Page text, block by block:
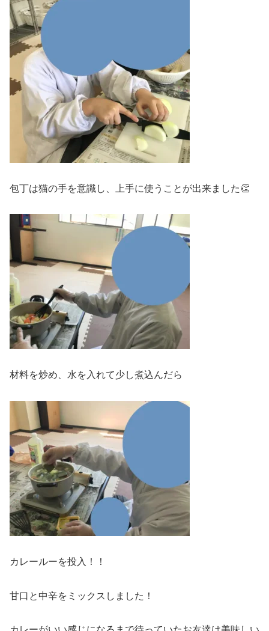
包丁は猫の手を意識し、上手に使うことが出来ました👏
材料を炒め、水を入れて少し煮込んだら
カレールーを投入！！
甘口と中辛をミックスしました！